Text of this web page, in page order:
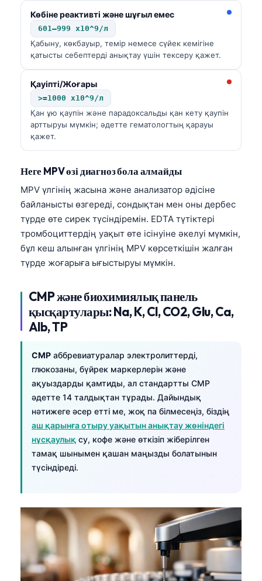
Көбіне реактивті және шұғыл емес
601–999 x10^9/л
Қабыну, көкбауыр, темір немесе сүйек кемігіне
қатысты себептерді анықтау үшін тексеру қажет.
Қауіпті/Жоғары
>=1000 x10^9/л
Қан ұю қаупін және парадоксальды қан кету қаупін
арттыруы мүмкін; әдетте гематологтың қарауы
қажет.
Неге MPV өзі диагноз бола алмайды
MPV үлгінің жасына және анализатор әдісіне
байланысты өзгереді, сондықтан мен оны дербес
түрде өте сирек түсіндіремін. EDTA түтіктері
тромбоциттердің уақыт өте ісінуіне әкелуі мүмкін,
бұл кеш алынған үлгінің MPV көрсеткішін жалған
түрде жоғарыға ығыстыруы мүмкін.
CMP және биохимиялық панель
қысқартулары: Na, K, Cl, CO2, Glu, Ca,
Alb, TP
CMP аббревиатуралар электролиттерді,
глюкозаны, бүйрек маркерлерін және
ақуыздарды қамтиды, ал стандартты CMP
әдетте 14 талдықтан тұрады. Дайындық
нәтижеге әсер етті ме, жоқ па білмесеңіз, біздің
аш қарынға отыру уақытын анықтау жөніндегі
нұсқаулық су, кофе және өткізіп жіберілген
тамақ шынымен қашан маңызды болатынын
түсіндіреді.